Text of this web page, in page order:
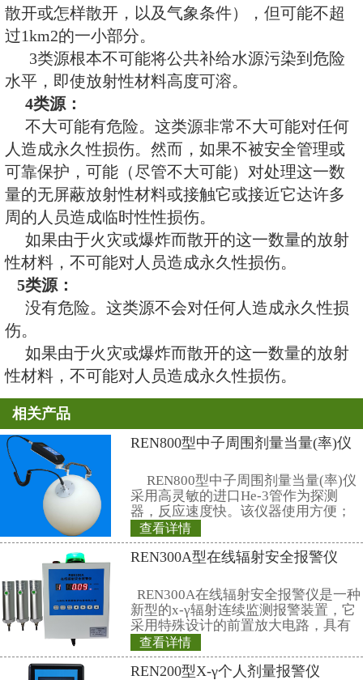
区域的范围取决于许多因素（包括
小，是否散开或怎样散开，以及气
不可能超过1km2。
2类源根本不可能将公共补给水
平，即使放射性材料高度可溶
3类源：
个人危险。如果不被安全管理或
能对处理这类源或接触这类源达
成永久性损伤。如果接近这一数量
几天至几周，伤害可能是致命的
能）。
如果由于火灾或爆炸而散开的这
性材料，有可能但极度不大可能对
员造成永久性损伤或生命威胁。对
具有极小的或没有导致立即健康效
污染区域需要按照国家标准去污
围取决于许多因素（包括源的类型
散开或怎样散开，以及气象条件
过1km2的一小部分。
3类源根本不可能将公共补给水
水平，即使放射性材料高度可溶。